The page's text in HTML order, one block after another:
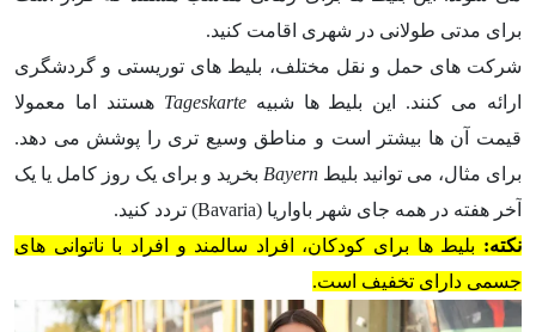
برای مدتی طولانی در شهری اقامت کنید.
شرکت های حمل و نقل مختلف، بلیط های توریستی و گردشگری
ارائه می کنند. این بلیط ها شبیهTageskarte هستند اما معمولا
قیمت آن ها بیشتر است و مناطق وسیع تری را پوشش می دهد.
برای مثال، می توانید بلیط Bayern بخرید و برای یک روز کامل یا یک
آخر هفته در همه جای شهر باواریا (Bavaria) تردد کنید.
نکته: بلیط ها برای کودکان، افراد سالمند و افراد با ناتوانی های
جسمی دارای تخفیف است.